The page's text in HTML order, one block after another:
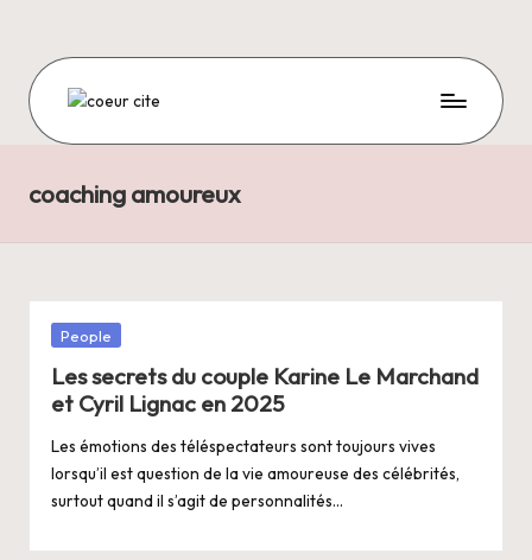
content
C
E
U
C
I
T
E
coaching amoureux
Posted
People
Les secrets du couple Karine Le Marchand
et Cyril Lignac en 2025
Les émotions des téléspectateurs sont toujours vives
lorsqu’il est question de la vie amoureuse des célébrités,
surtout quand il s’agit de personnalités…